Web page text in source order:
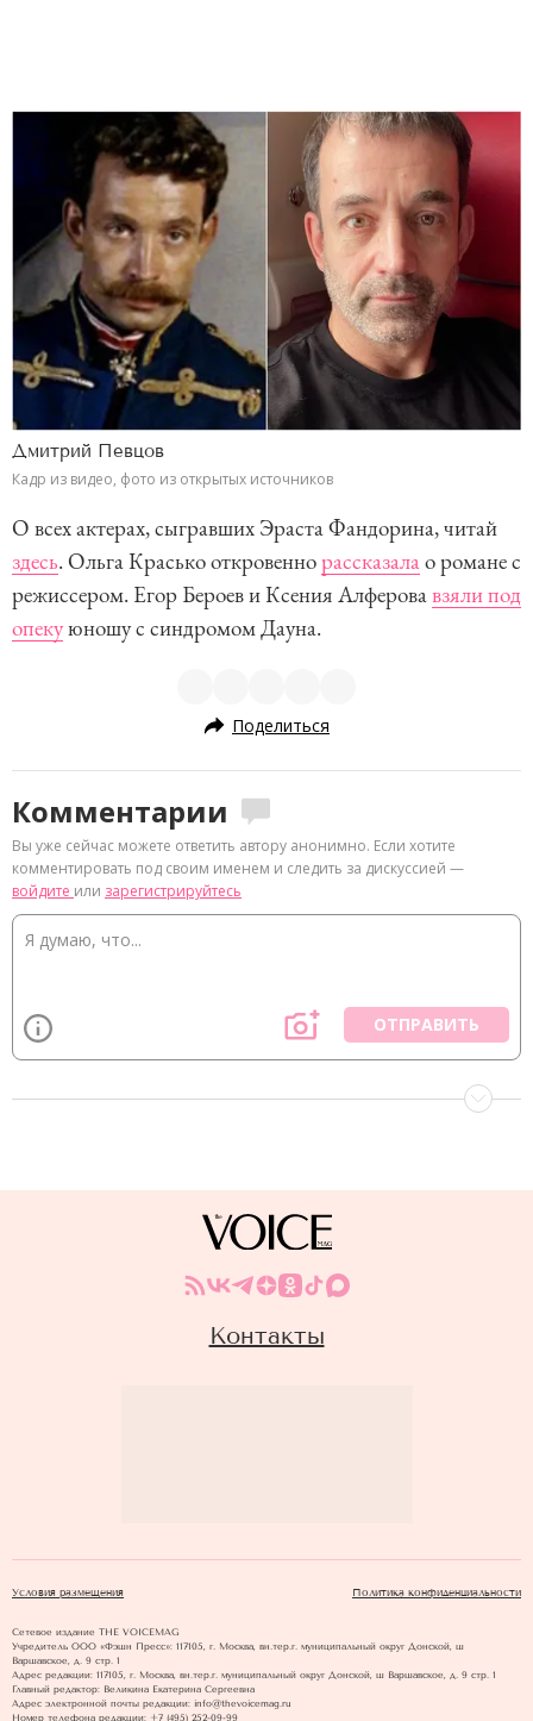
Дмитрий Певцов
Кадр из видео, фото из открытых источников
О всех актерах, сыгравших Эраста Фандорина, читай
здесь. Ольга Красько откровеннорассказалао романе с
режиссером. Егор Бероев и Ксения Алферовавзяли под
опекуюношу с синдромом Дауна.
Поделиться
Комментарии
Вы уже сейчас можете ответить автору анонимно. Если хотите
комментировать под своим именем и следить за дискуссией —
войдите или зарегистрируйтесь
ОТПРАВИТЬ
Контакты
Условия размещения Политика конфиденциальности
Сетевое издание THE VOICEMAG
Учредитель ООО «Фэшн Пресс»: 117105, г. Москва, вн.тер.г. муниципальный округ Донской, ш
Варшавское, д. 9 стр. 1
Адрес редакции: 117105, г. Москва, вн.тер.г. муниципальный округ Донской, ш Варшавское, д. 9 стр. 1
Главный редактор: Великина Екатерина Сергеевна
Адрес электронной почты редакции: info@thevoicemag.ru
Номер телефона редакции: +7 (495) 252-09-99